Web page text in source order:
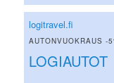
logitravel.fi
AUTONVUOKRAUS -
LOGIAUTOT